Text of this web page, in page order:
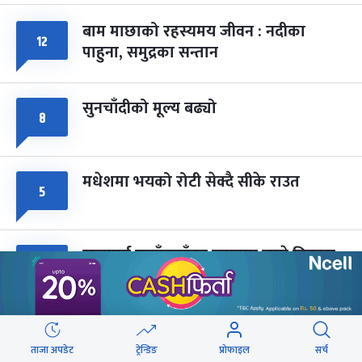
८ फागुपूर्णिमा
चैत्र ८, २०८३-Mar 22, 2027
७ महिना बाँकी
१२ बाम माछाको रहस्यमय जीवन : नदीका
पाहुना, समुद्रका सन्तान
८ सुनचाँदीको मूल्य बढ्यो
५ मधेशमा भयको रोटी सेक्दै सीके राउत
५ राजमार्ग दायाँबायाँका जग्गामा लाग्ने विकास
कर ५ प्रतिशत बिन्दु बढाइँदै
४ ब्लु बस सेवाबाट लैंगिक असमानतालाई
प्रोत्साहन नगर्ने नीति लिएका हौं : मन्त्री बादी
ताजा अपडेट ट्रेन्डिङ प्रोफाइल सर्च